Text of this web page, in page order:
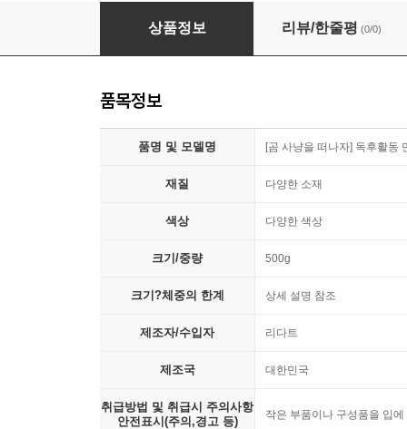
[곰 사냥을 떠나자] 독후활동 만들기키트 집콕
상품정보 리뷰/한줄평 (0/0)
품목정보
품명 및 모델명 [곰 사냥을 떠나자] 독후활동
재질 다양한 소재
색상 다양한 색상
크기/중량 500g
크기?체중의 한계 상세 설명 참조
제조자/수입자 리다트
제조국 대한민국
취급방법 및 취급시 주의사항
안전표시(주의,경고 등)
작은 부품이나 구성품을 입